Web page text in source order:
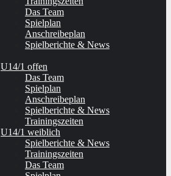
Das Team
Spielplan
Anschreibeplan
Spielberichte & News
U14/1 offen
Das Team
Spielplan
Anschreibeplan
Spielberichte & News
Trainingszeiten
U14/1 weiblich
Spielberichte & News
Trainingszeiten
Das Team